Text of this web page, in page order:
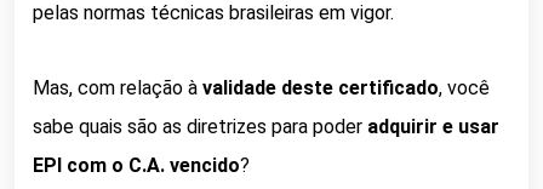
pelas normas técnicas brasileiras em vigor.
Mas, com relação à validade deste certificado, você
sabe quais são as diretrizes para poder adquirir e usar
EPI com o C.A. vencido?